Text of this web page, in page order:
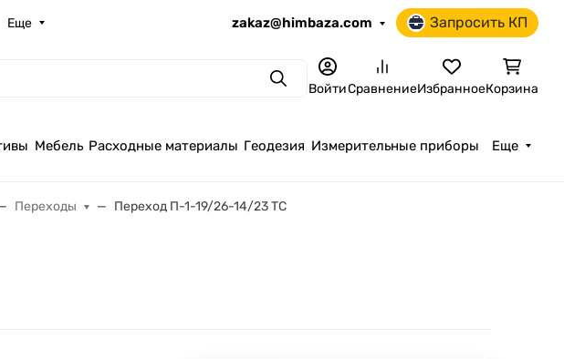
Еще zakaz@himbaza.com Запросить КП
ПоискВойтиСравнениеИзбранноеКорзина
Мебель Расходные материалы Геодезия Измерительные приборы Еще
Переходы Переход П-1-19/26-14/23 ТС